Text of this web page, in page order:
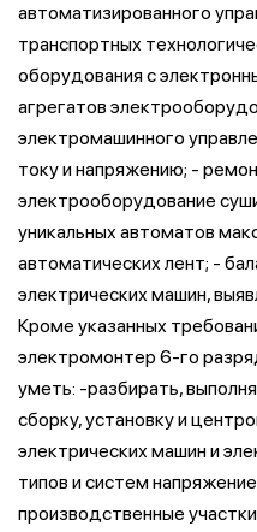
автоматизированного
транспортных
оборудования с
агрегатов
электромашинного
току и напряжению; -
электрооборудование
уникальных автоматов
автоматических лент; -
электрических машин,
Кроме указанных
электромонтер 6-го
уметь: -разбирать,
сборку, установку и
электрических машин и
типов и систем
производственные